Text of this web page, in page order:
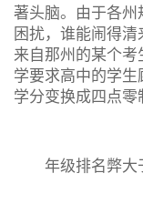
著头脑。由于各
困扰，谁能闹得
来自那州的某个
学要求高中的学
学分变换成四点零
年级排名弊大